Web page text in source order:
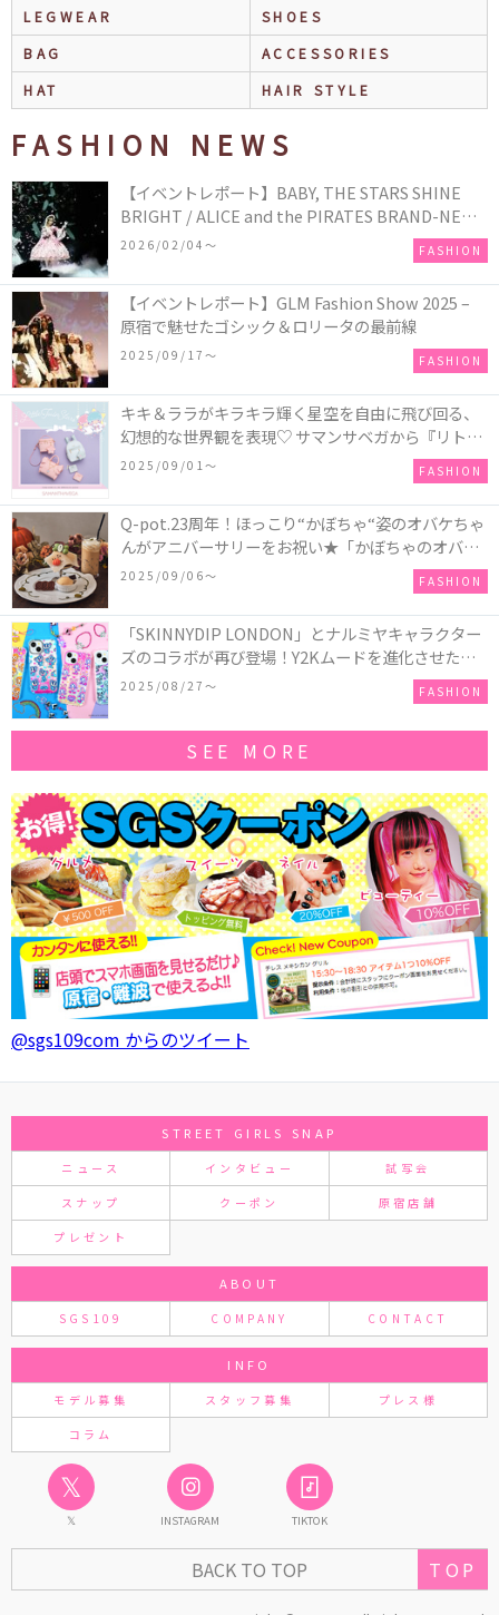
LEGWEAR
SHOES
BAG
ACCESSORIES
HAT
HAIR STYLE
FASHION NEWS
【イベントレポート】BABY, THE STARS SHINE
BRIGHT / ALICE and the PIRATES BRAND-NEW
COLLECTION in TOKYO
2026/02/04〜 FASHION
【イベントレポート】GLM Fashion Show 2025 –
原宿で魅せたゴシック＆ロリータの最前線
2025/09/17〜 FASHION
キキ＆ララがキラキラ輝く星空を自由に飛び回る、
幻想的な世界観を表現♡ サマンサベガから『リトル
ツインスターズ』50周年アニバーサリーイヤー』を
2025/09/01〜 FASHION
Q-pot.23周年！ほっこり“かぼちゃ“姿のオバケちゃ
んがアニバーサリーをお祝い★「かぼちゃのオバケ
ーキアクセサリー」が新発売！Q-pot CAFE.では
「かぼちゃのオバケーキプレート」も登場
2025/09/06〜 FASHION
「SKINNYDIP LONDON」とナルミヤキャラクター
ズのコラボが再び登場！Y2Kムードを進化させた新
作コレクションを発売♪
2025/08/27〜 FASHION
SEE MORE
@sgs109com からのツイート
STREET GIRLS SNAP
ニュース インタビュー 試写会
スナップ クーポン 原宿店舗
プレゼント
ABOUT
SGS109 COMPANY CONTACT
INFO
モデル募集 スタッフ募集 プレス様
コラム
𝕏
𝕏 INSTAGRAM TIKTOK
BACK TO TOP TOP